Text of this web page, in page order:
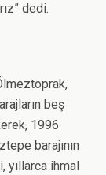
dedi.
beş
1996
barajının
yıllarca ihmal